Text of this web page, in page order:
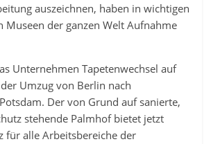
auszeichnen, haben in wichtigen
Museen der ganzen Welt Aufnahme
Unternehmen Tapetenwechsel auf
Umzug von Berlin nach
Der von Grund auf sanierte,
stehende Palmhof bietet jetzt
für alle Arbeitsbereiche der